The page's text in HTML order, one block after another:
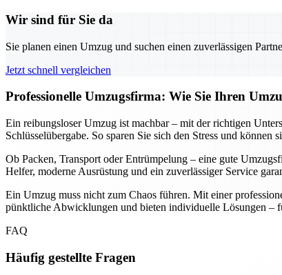
Wir sind für Sie da
Sie planen einen Umzug und suchen einen zuverlässigen
Jetzt schnell vergleichen
Professionelle Umzugsfirma: Wie Sie Ihren
Ein reibungsloser Umzug ist machbar – mit der richtigen
Schlüsselübergabe. So sparen Sie sich den Stress und können
Ob Packen, Transport oder Entrümpelung – eine gute
Helfer, moderne Ausrüstung und ein zuverlässiger Service
Ein Umzug muss nicht zum Chaos führen. Mit einer
pünktliche Abwicklungen und bieten individuelle Lösungen –
FAQ
Häufig gestellte Fragen